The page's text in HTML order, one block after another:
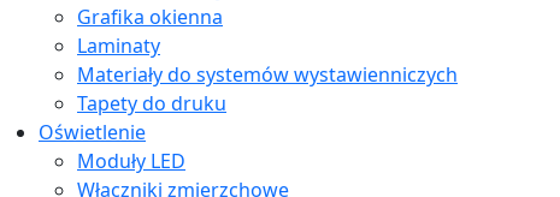
Grafika okienna
Laminaty
Materiały do systemów wystawienniczych
Tapety do druku
Oświetlenie
Moduły LED
Włączniki zmierzchowe